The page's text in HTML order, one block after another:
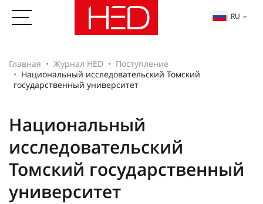
RU
Главная Журнал HED
Поступление
Национальный исследовательский Томский
государственный университет
Национальный
исследовательский
Томский государственный
университет